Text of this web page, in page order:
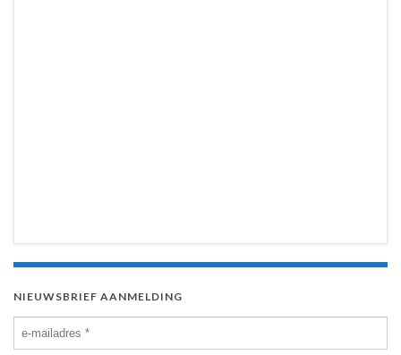
NIEUWSBRIEF AANMELDING